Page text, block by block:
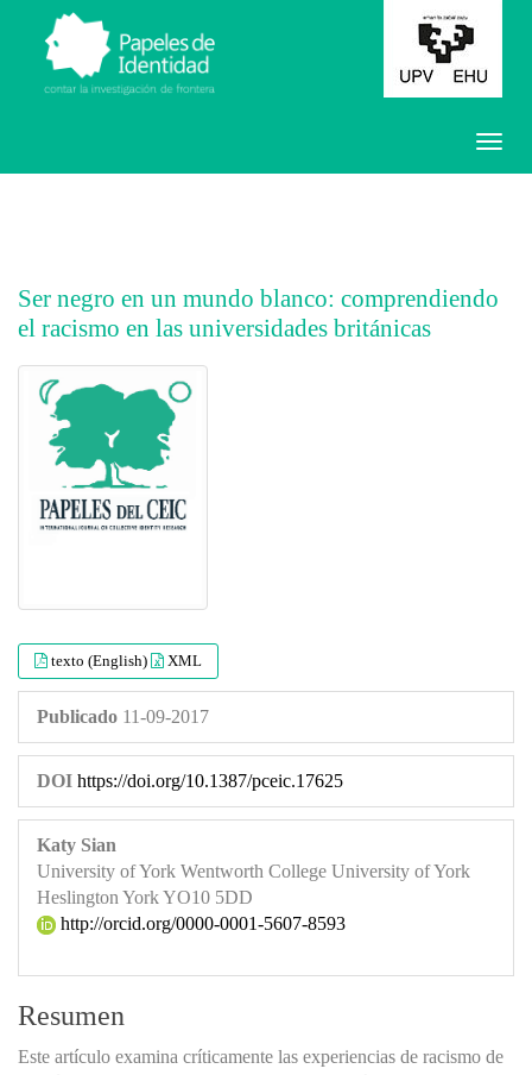
Ser negro en un mundo blanco: comprendiendo
el racismo en las universidades británicas
##plugins.themes.bootstrap3.article.main##
texto (English) XML
Publicado 11-09-2017
DOI https://doi.org/10.1387/pceic.17625
Katy Sian
University of York Wentworth College University of York
Heslington York YO10 5DD
http://orcid.org/0000-0001-5607-8593
Resumen
Este artículo examina críticamente las experiencias de racismo de